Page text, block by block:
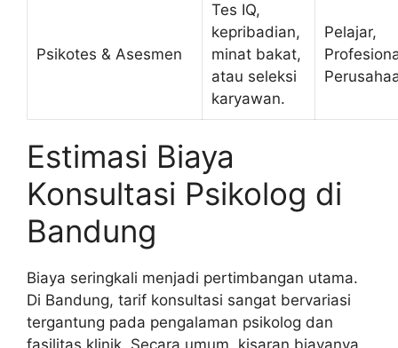
Psikotes & Asesmen
Tes IQ,
kepribadian,
minat bakat,
atau seleksi
karyawan.
Pelajar,
Estimasi Biaya
Konsultasi Psikolog di
Bandung
Biaya seringkali menjadi pertimbangan utama.
Di Bandung, tarif konsultasi sangat bervariasi
tergantung pada pengalaman psikolog dan